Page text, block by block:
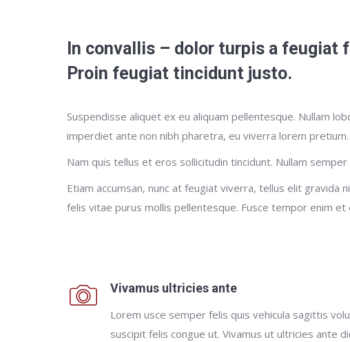
In convallis – dolor turpis a feugiat
Proin feugiat tincidunt justo.
Suspendisse aliquet ex eu aliquam pellentesque. Nullam
imperdiet ante non nibh pharetra, eu viverra lorem
Nam quis tellus et eros sollicitudin tincidunt. Nullam
Etiam accumsan, nunc at feugiat viverra, tellus elit gravida
felis vitae purus mollis pellentesque. Fusce tempor enim
Vivamus ultricies ante
Lorem usce semper felis quis vehicula sagittis
suscipit felis congue ut. Vivamus ut ultricies ante